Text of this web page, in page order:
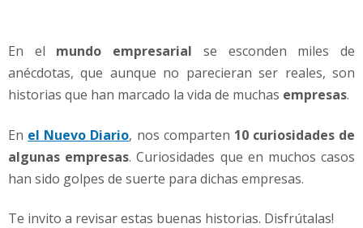
En el mundo empresarial se esconden miles de
anécdotas, que aunque no parecieran ser reales, son
historias que han marcado la vida de muchas empresas.
En el Nuevo Diario, nos comparten 10 curiosidades de
algunas empresas. Curiosidades que en muchos casos
han sido golpes de suerte para dichas empresas.
Te invito a revisar estas buenas historias. Disfrútalas!